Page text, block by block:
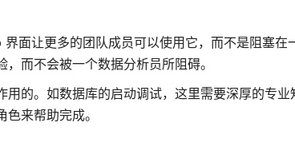
面让更多的团队成员可以使用它，而不是阻塞在
而不会被一个数据分析员所阻碍。
的。如数据库的启动调试，这里需要深厚的专业
来帮助完成。